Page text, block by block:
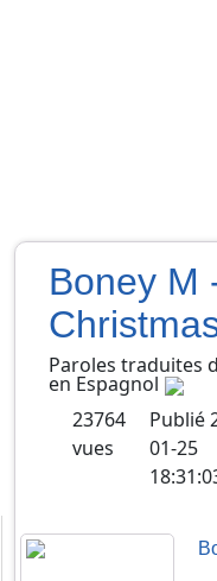
Boney M
Paroles traduites
en Espagnol
23764
vues
Publié
01-25